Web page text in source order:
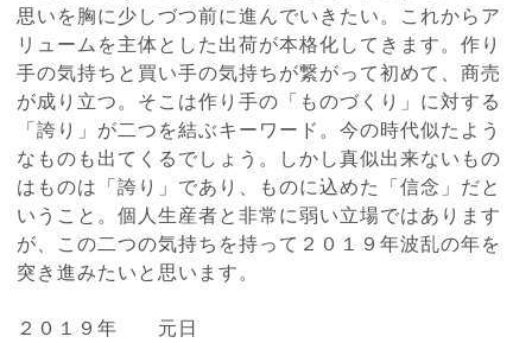
思いを胸に少しづつ前に進んでいきたい。これからア
リュームを主体とした出荷が本格化してきます。作り
手の気持ちと買い手の気持ちが繋がって初めて、商売
が成り立つ。そこは作り手の「ものづくり」に対する
「誇り」が二つを結ぶキーワード。今の時代似たよう
なものも出てくるでしょう。しかし真似出来ないもの
はものは「誇り」であり、ものに込めた「信念」だと
いうこと。個人生産者と非常に弱い立場ではあります
が、この二つの気持ちを持って２０１９年波乱の年を
突き進みたいと思います。
２０１９年 元日